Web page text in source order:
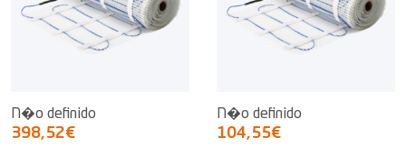
N�o definido
398,52€
N�o definido
104,55€